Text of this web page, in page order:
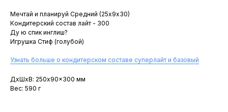
Мечтай и планируй Средний (25х9х30)
Кондитерский состав лайт - 300
Ду ю спик инглиш?
Игрушка Стиф (голубой)
Узнать больше о кондитерском составе суперлайт и базовый
ДxШxВ: 250x90x300 мм
Вес: 590 г